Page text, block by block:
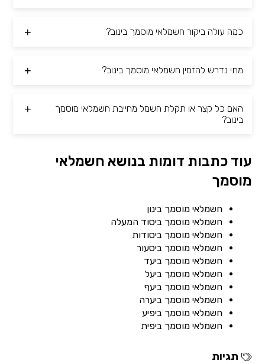
כמה עולה ביקור חשמלאי מוסמך בינוב?
מתי נדרש להזמין חשמלאי מוסמך בינוב?
האם כל קצר או תקלת חשמל מחייבת חשמלאי מוסמך
בינוב?
עוד כתבות דומות בנושא חשמלאי
מוסמך
חשמלאי מוסמך בינון
חשמלאי מוסמך ביסוד המעלה
חשמלאי מוסמך ביסודות
חשמלאי מוסמך ביסעור
חשמלאי מוסמך ביעד
חשמלאי מוסמך ביעל
חשמלאי מוסמך ביעף
חשמלאי מוסמך ביערה
חשמלאי מוסמך ביפיע
חשמלאי מוסמך ביפית
תגיות